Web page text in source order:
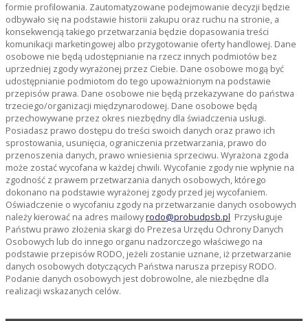
formie profilowania. Zautomatyzowane podejmowanie decyzji będzie
odbywało się na podstawie historii zakupu oraz ruchu na stronie, a
konsekwencją takiego przetwarzania będzie dopasowania treści
komunikacji marketingowej albo przygotowanie oferty handlowej. Dane
osobowe nie będą udostępnianie na rzecz innych podmiotów bez
uprzedniej zgody wyrażonej przez Ciebie. Dane osobowe mogą być
udostępnianie podmiotom do tego upoważnionym na podstawie
przepisów prawa. Dane osobowe nie będą przekazywane do państwa
trzeciego/organizacji międzynarodowej. Dane osobowe będą
przechowywane przez okres niezbędny dla świadczenia usługi.
Posiadasz prawo dostępu do treści swoich danych oraz prawo ich
sprostowania, usunięcia, ograniczenia przetwarzania, prawo do
przenoszenia danych, prawo wniesienia sprzeciwu. Wyrażona zgoda
może zostać wycofana w każdej chwili. Wycofanie zgody nie wpłynie na
zgodność z prawem przetwarzania danych osobowych, którego
dokonano na podstawie wyrażonej zgody przed jej wycofaniem.
Oświadczenie o wycofaniu zgody na przetwarzanie danych osobowych
należy kierować na adres mailowyrodo@probudpsb.pl Przysługuje
Państwu prawo złożenia skargi do Prezesa Urzędu Ochrony Danych
Osobowych lub do innego organu nadzorczego właściwego na
podstawie przepisów RODO, jeżeli zostanie uznane, iż przetwarzanie
danych osobowych dotyczących Państwa narusza przepisy RODO.
Podanie danych osobowych jest dobrowolne, ale niezbędne dla
realizacji wskazanych celów.